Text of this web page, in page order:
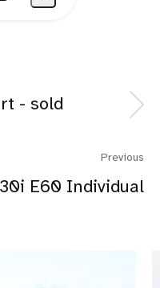
- sold
Previous
E60 Individual